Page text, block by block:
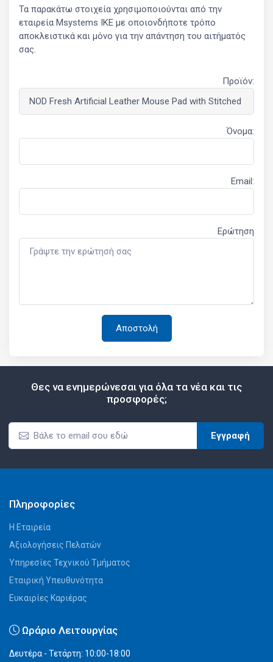
Τα παρακάτω στοιχεία χρησιμοποιούνται από την
εταιρεία Msystems ΙΚΕ με οποιονδήποτε τρόπο
αποκλειστικά και μόνο για την απάντηση του αιτήματός
σας.
Προϊόν:
Όνομα:
Email:
Ερώτηση
Θες να ενημερώνεσαι για όλα τα νέα και τις
προσφορές;
Εγγραφή
Πληροφορίες
Η Εταιρεία
Αξιολογήσεις Πελατών
Υπηρεσίες Τεχνικού Τμήματος
Εταιρική Υπευθυνότητα
Ευκαιρίες Καριέρας
Ωράριο Λειτουργίας
Δευτέρα - Τετάρτη: 10:00-18:00